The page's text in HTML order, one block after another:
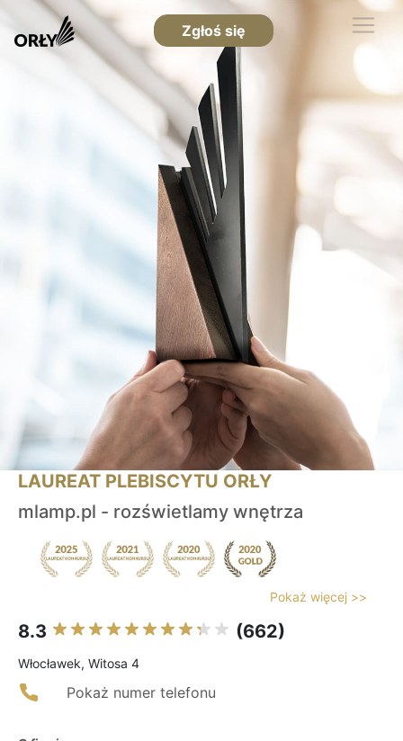
Zgłoś się
LAUREAT PLEBISCYTU ORŁY
mlamp.pl - rozświetlamy wnętrza
Pokaż więcej >>
8.3 (662)
Włocławek, Witosa 4
Pokaż numer telefonu